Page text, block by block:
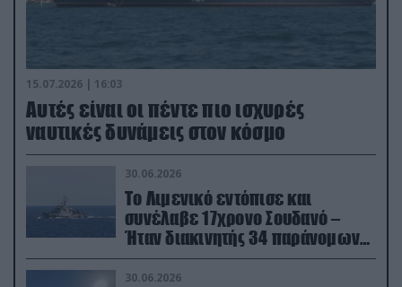
15.07.2026 | 16:03
Aυτές είναι οι πέντε πιο ισχυρές
ναυτικές δυνάμεις στον κόσμο
30.06.2026
Το Λιμενικό εντόπισε και
συνέλαβε 17χρονο Σουδανό –
Ήταν διακινητής 34 παράνομων
μεταναστών
30.06.2026